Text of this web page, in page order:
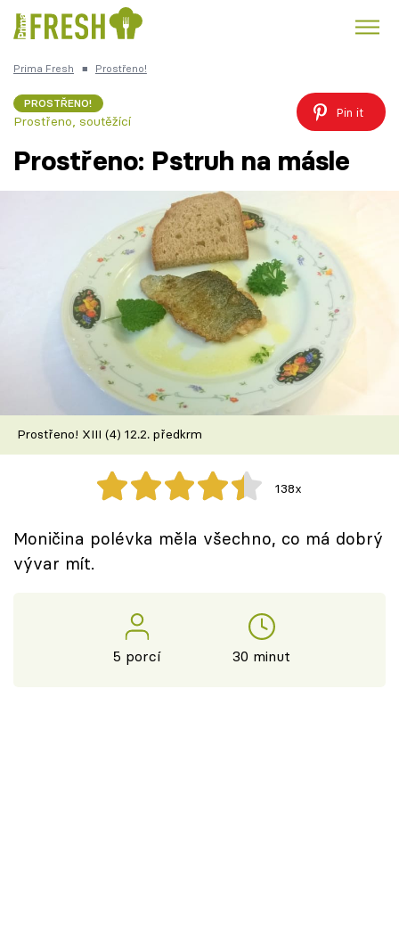
Česká kuchyně
Témata
Recepty
Články
TV Program
Škola vaření
Recepty z TV
Speciál: Cuketa
Těhotnej kuchař
Přihlášení
Prima Fresh ■ Prostřeno!
PROSTŘENO!
Prostřeno, soutěžící
Pin it
Prostřeno: Pstruh na másle
Prostřeno! XIII (4) 12.2. předkrm
138x
Moničina polévka měla všechno, co má dobrý
vývar mít.
5 porcí 30 minut